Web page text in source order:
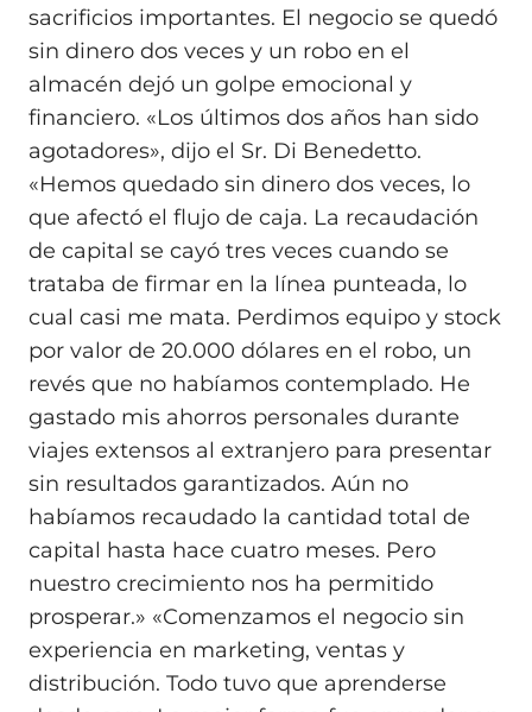
sacrificios importantes. El negocio se quedó
sin dinero dos veces y un robo en el
almacén dejó un golpe emocional y
financiero. «Los últimos dos años han sido
agotadores», dijo el Sr. Di Benedetto.
«Hemos quedado sin dinero dos veces, lo
que afectó el flujo de caja. La recaudación
de capital se cayó tres veces cuando se
trataba de firmar en la línea punteada, lo
cual casi me mata. Perdimos equipo y stock
por valor de 20.000 dólares en el robo, un
revés que no habíamos contemplado. He
gastado mis ahorros personales durante
viajes extensos al extranjero para presentar
sin resultados garantizados. Aún no
habíamos recaudado la cantidad total de
capital hasta hace cuatro meses. Pero
nuestro crecimiento nos ha permitido
prosperar.» «Comenzamos el negocio sin
experiencia en marketing, ventas y
distribución. Todo tuvo que aprenderse